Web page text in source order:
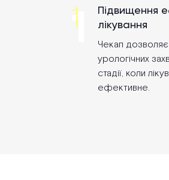
1
1
Підвищення
лікування
Чекап
урологічних
стадії, коли
ефективне.